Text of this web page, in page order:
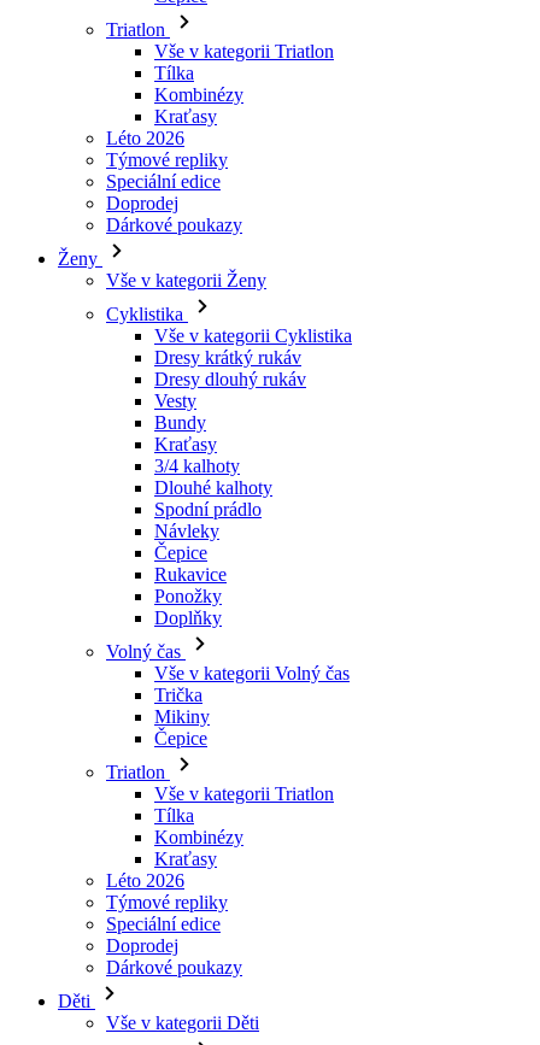
Triatlon
Vše v kategorii Triatlon
Tílka
Kombinézy
Kraťasy
Léto 2026
Týmové repliky
Speciální edice
Doprodej
Dárkové poukazy
Ženy
Vše v kategorii Ženy
Cyklistika
Vše v kategorii Cyklistika
Dresy krátký rukáv
Dresy dlouhý rukáv
Vesty
Bundy
Kraťasy
3/4 kalhoty
Dlouhé kalhoty
Spodní prádlo
Návleky
Čepice
Rukavice
Ponožky
Doplňky
Volný čas
Vše v kategorii Volný čas
Trička
Mikiny
Čepice
Triatlon
Vše v kategorii Triatlon
Tílka
Kombinézy
Kraťasy
Léto 2026
Týmové repliky
Speciální edice
Doprodej
Dárkové poukazy
Děti
Vše v kategorii Děti